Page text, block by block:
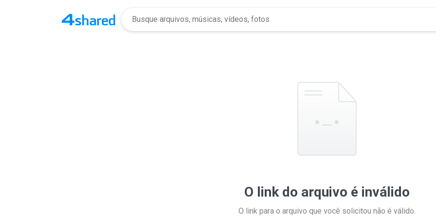
O link do arquivo é inválido
O link para o arquivo que você solicitou não é válido.